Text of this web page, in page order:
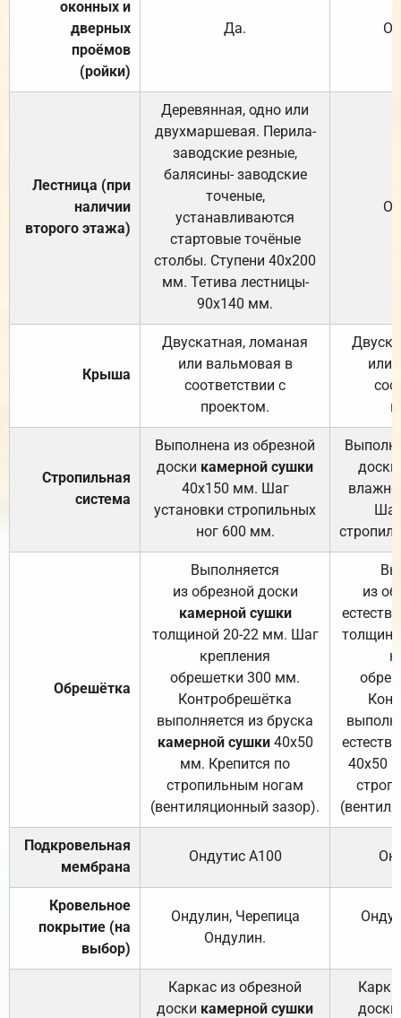
оконных и
дверных
проёмов
(ройки)
Да.
Лестница (при
наличии
второго этажа)
Деревянная, одно или
двухмаршевая. Перила-
заводские резные,
балясины- заводские
точеные,
устанавливаются
стартовые точёные
столбы. Ступени 40х200
мм. Тетива лестницы-
90х140 мм.
Крыша
Двускатная, ломаная
или вальмовая в
соответствии с
проектом.
или
Стропильная
система
Выполнена из обрезной
доски камерной сушки
40х150 мм. Шаг
установки стропильных
ног 600 мм.
доски
Обрешётка
Выполняется
из обрезной доски
камерной сушки
толщиной 20-22 мм. Шаг
крепления
обрешетки 300 мм.
Контробрешётка
выполняется из бруска
камерной сушки40х50
мм. Крепится по
стропильным ногам
(вентиляционный зазор).
из
40х50
Подкровельная
мембрана
Ондутис А100
Кровельное
покрытие (на
выбор)
Ондулин, Черепица
Ондулин.
Каркас из обрезной
доски камерной сушки
доски